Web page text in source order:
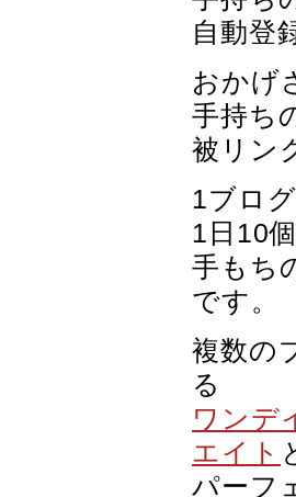
自動登
おかげ
手持ち
被リン
1ブロ
1日10
手もち
です。
複数の
る
ワンデ
エイト
パーフ